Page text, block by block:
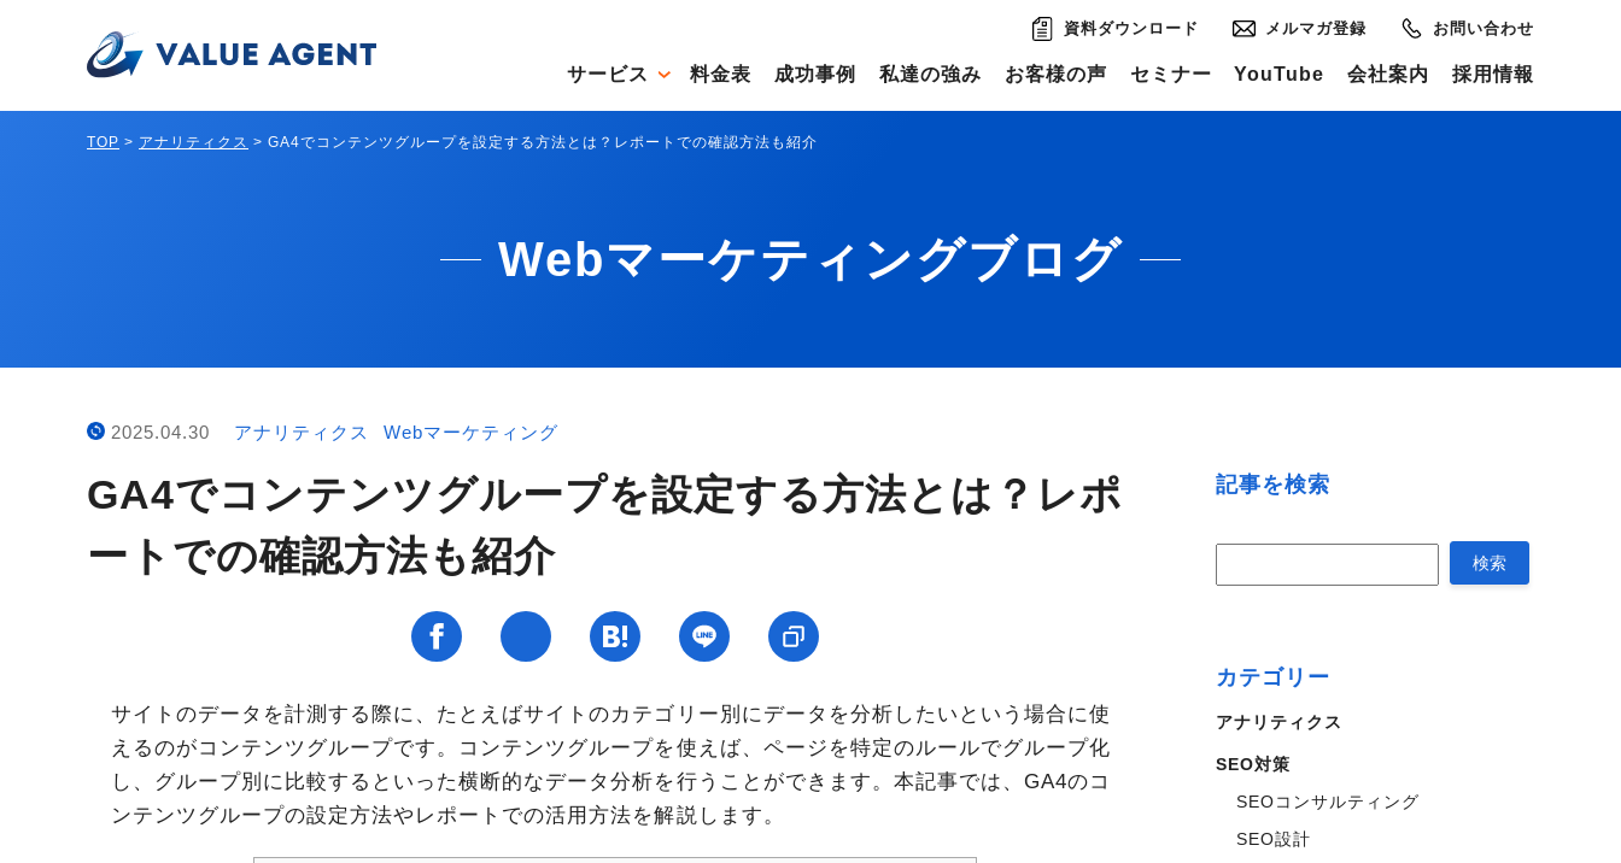
資料ダウンロード メルマガ登録 お問い合わせ
サービス 料金表 成功事例 私達の強み お客様の声 セミナー YouTube 会社案内 採用情報
TOP > アナリティクス > GA4でコンテンツグループを設定する方法とは？レポートでの確認方法も紹介
Webマーケティングブログ
2025.04.30 アナリティクス Webマーケティング
GA4でコンテンツグループを設定する方法とは？レポ
ートでの確認方法も紹介
サイトのデータを計測する際に、たとえばサイトのカテゴリー別にデータを分析したいという場合に使
えるのがコンテンツグループです。コンテンツグループを使えば、ページを特定のルールでグループ化
し、グループ別に比較するといった横断的なデータ分析を行うことができます。本記事では、GA4のコ
ンテンツグループの設定方法やレポートでの活用方法を解説します。
記事を検索
カテゴリー
アナリティクス
SEO対策
SEOコンサルティング
SEO設計